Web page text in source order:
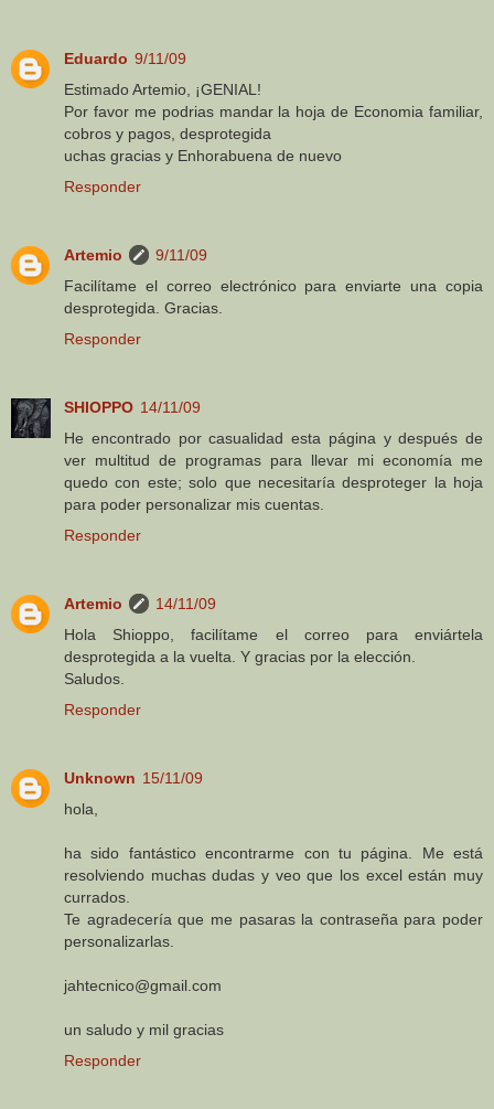
Eduardo 9/11/09
Estimado Artemio, ¡GENIAL!
Por favor me podrias mandar la hoja de Economia familiar,
cobros y pagos, desprotegida
uchas gracias y Enhorabuena de nuevo
Responder
Artemio
9/11/09
Facilítame el correo electrónico para enviarte una copia
desprotegida. Gracias.
Responder
SHIOPPO 14/11/09
He encontrado por casualidad esta página y después de
ver multitud de programas para llevar mi economía me
quedo con este; solo que necesitaría desproteger la hoja
para poder personalizar mis cuentas.
Responder
Artemio
14/11/09
Hola Shioppo, facilítame el correo para enviártela
desprotegida a la vuelta. Y gracias por la elección.
Saludos.
Responder
Unknown 15/11/09
hola,
ha sido fantástico encontrarme con tu página. Me está
resolviendo muchas dudas y veo que los excel están muy
currados.
Te agradecería que me pasaras la contraseña para poder
personalizarlas.
jahtecnico@gmail.com
un saludo y mil gracias
Responder